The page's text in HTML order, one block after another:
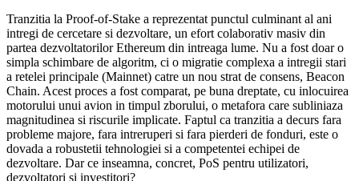
Tranzitia la Proof-of-Stake a reprezentat punctul culminant al ani
intregi de cercetare si dezvoltare, un efort colaborativ masiv din
partea dezvoltatorilor Ethereum din intreaga lume. Nu a fost doar o
simpla schimbare de algoritm, ci o migratie complexa a intregii stari
a retelei principale (Mainnet) catre un nou strat de consens, Beacon
Chain. Acest proces a fost comparat, pe buna dreptate, cu inlocuirea
motorului unui avion in timpul zborului, o metafora care subliniaza
magnitudinea si riscurile implicate. Faptul ca tranzitia a decurs fara
probleme majore, fara intreruperi si fara pierderi de fonduri, este o
dovada a robustetii tehnologiei si a competentei echipei de
dezvoltare. Dar ce inseamna, concret, PoS pentru utilizatori,
dezvoltatori si investitori?